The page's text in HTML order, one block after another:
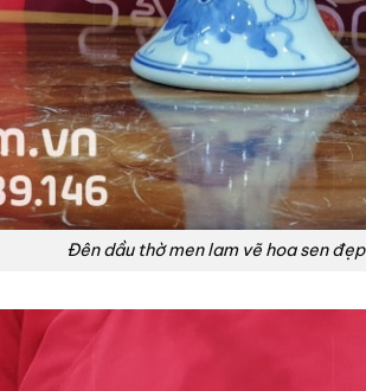
Đên dầu thờ men lam vẽ hoa sen đẹp